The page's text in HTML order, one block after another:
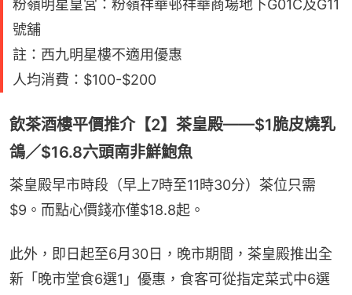
粉嶺明星皇宮：粉嶺祥華邨祥華商場地下G01C及G11
號舖
註：西九明星樓不適用優惠
人均消費：$100-$200
飲茶酒樓平價推介【2】茶皇殿——$1脆皮燒乳
鴿／$16.8六頭南非鮮鮑魚
茶皇殿早市時段（早上7時至11時30分）茶位只需
$9。而點心價錢亦僅$18.8起。
此外，即日起至6月30日，晚市期間，茶皇殿推出全
新「晚市堂食6選1」優惠，食客可從指定菜式中6選